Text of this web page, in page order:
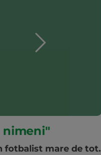
nimeni"
fotbalist mare de tot.